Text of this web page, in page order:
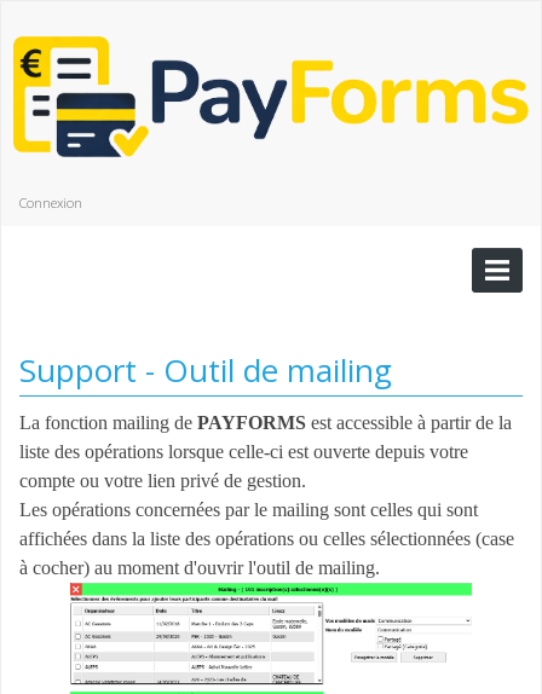
Connexion
Support - Outil de mailing
La fonction mailing de PAYFORMS est accessible à partir de la
liste des opérations lorsque celle-ci est ouverte depuis votre
compte ou votre lien privé de gestion.
Les opérations concernées par le mailing sont celles qui sont
affichées dans la liste des opérations ou celles sélectionnées (case
à cocher) au moment d'ouvrir l'outil de mailing.